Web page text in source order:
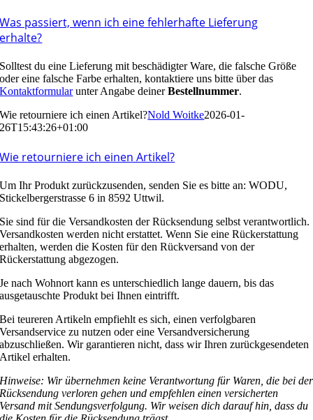
Was passiert, wenn ich eine fehlerhafte Lieferung
erhalte?
Solltest du eine Lieferung mit beschädigter Ware, die falsche Größe
oder eine falsche Farbe erhalten, kontaktiere uns bitte über das
Kontaktformularunter Angabe deinerBestellnummer.
Wie retourniere ich einen Artikel?Nold Woitke2026-01-
26T15:43:26+01:00
Wie retourniere ich einen Artikel?
Um Ihr Produkt zurückzusenden, senden Sie es bitte an: WODU,
Stickelbergerstrasse 6 in 8592 Uttwil.
Sie sind für die Versandkosten der Rücksendung selbst verantwortlich.
Versandkosten werden nicht erstattet. Wenn Sie eine Rückerstattung
erhalten, werden die Kosten für den Rückversand von der
Rückerstattung abgezogen.
Je nach Wohnort kann es unterschiedlich lange dauern, bis das
ausgetauschte Produkt bei Ihnen eintrifft.
Bei teureren Artikeln empfiehlt es sich, einen verfolgbaren
Versandservice zu nutzen oder eine Versandversicherung
abzuschließen. Wir garantieren nicht, dass wir Ihren zurückgesendeten
Artikel erhalten.
Hinweise: Wir übernehmen keine Verantwortung für Waren, die bei der
Rücksendung verloren gehen und empfehlen einen versicherten
Versand mit Sendungsverfolgung. Wir weisen dich darauf hin, dass du